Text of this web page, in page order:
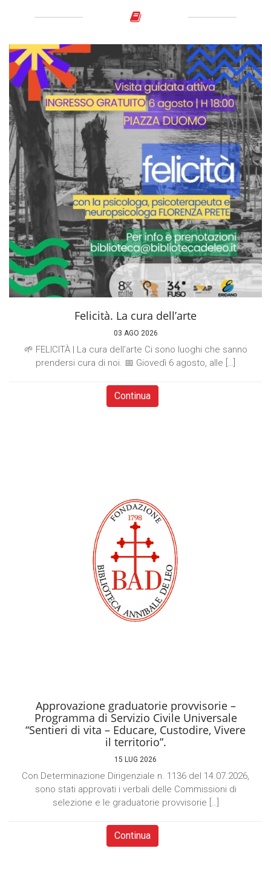
Felicità. La cura dell’arte
03 AGO 2026
🌱 FELICITÀ | La cura dell’arte Ci sono luoghi che sanno
prendersi cura di noi. 📅 Giovedì 6 agosto, alle […]
Continua
Approvazione graduatorie provvisorie –
Programma di Servizio Civile Universale
“Sentieri di vita – Educare, Custodire, Vivere
il territorio”.
15 LUG 2026
Con Determinazione Dirigenziale n. 1136 del 14.07.2026,
sono stati approvati i verbali delle Commissioni di
selezione e le graduatorie provvisorie […]
Continua